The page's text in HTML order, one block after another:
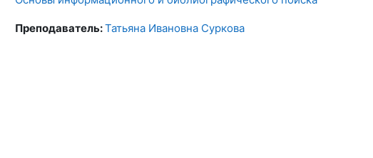
Преподаватель:Татьяна Ивановна Суркова